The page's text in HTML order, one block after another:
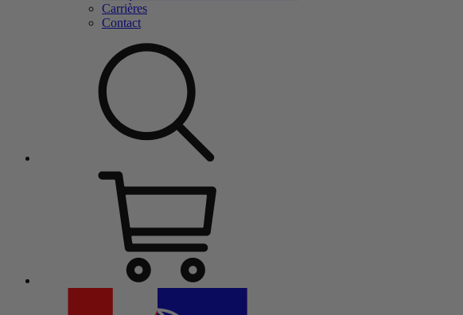
Carrières
Contact